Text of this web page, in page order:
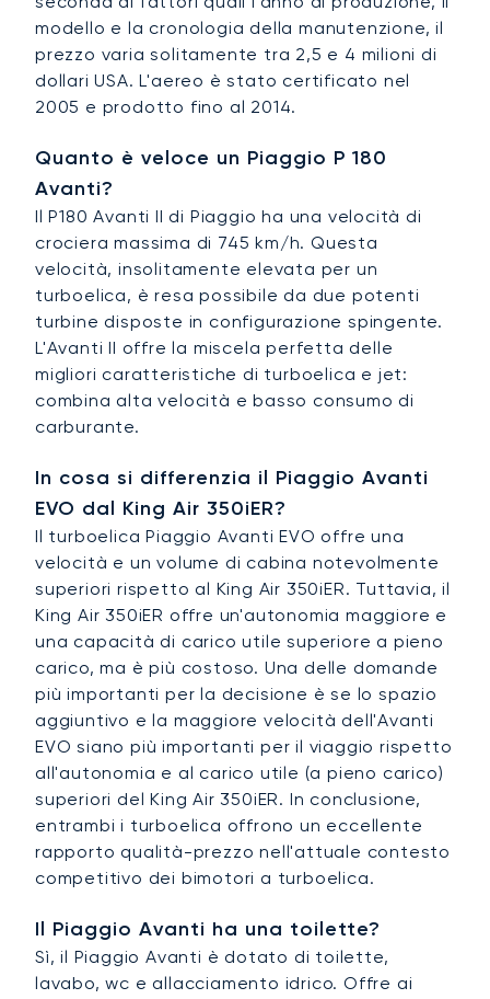
modello e la cronologia della manutenzione, il
prezzo varia solitamente tra 2,5 e 4 milioni di
dollari USA. L'aereo è stato certificato nel
2005 e prodotto fino al 2014.
Quanto è veloce un Piaggio P 180
Avanti?
Il P180 Avanti II di Piaggio ha una velocità di
crociera massima di 745 km/h. Questa
velocità, insolitamente elevata per un
turboelica, è resa possibile da due potenti
turbine disposte in configurazione spingente.
L'Avanti II offre la miscela perfetta delle
migliori caratteristiche di turboelica e jet:
combina alta velocità e basso consumo di
carburante.
In cosa si differenzia il Piaggio Avanti
EVO dal King Air 350iER?
Il turboelica Piaggio Avanti EVO offre una
velocità e un volume di cabina notevolmente
superiori rispetto al King Air 350iER. Tuttavia, il
King Air 350iER offre un'autonomia maggiore e
una capacità di carico utile superiore a pieno
carico, ma è più costoso. Una delle domande
più importanti per la decisione è se lo spazio
aggiuntivo e la maggiore velocità dell'Avanti
EVO siano più importanti per il viaggio rispetto
all'autonomia e al carico utile (a pieno carico)
superiori del King Air 350iER. In conclusione,
entrambi i turboelica offrono un eccellente
rapporto qualità-prezzo nell'attuale contesto
competitivo dei bimotori a turboelica.
Il Piaggio Avanti ha una toilette?
Sì, il Piaggio Avanti è dotato di toilette,
lavabo, wc e allacciamento idrico. Offre ai